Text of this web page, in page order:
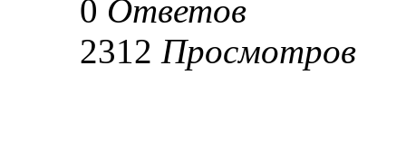
0 Ответов
2312 Просмотров